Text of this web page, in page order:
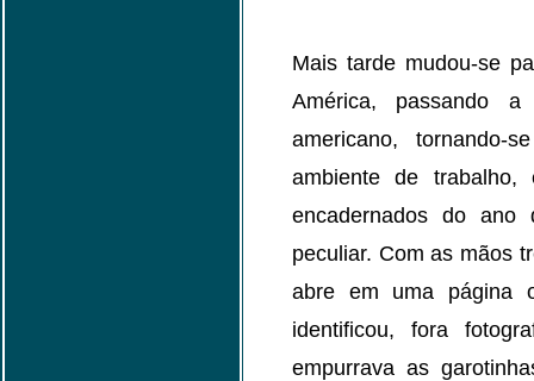
Mais tarde mudou-se
América, passando
americano, tornando-
ambiente de trabalho,
encadernados do
peculiar. Com as mãos
abre em uma página
identificou, fora
empurrava as